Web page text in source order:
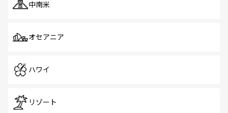
中南米
オセアニア
ハワイ
リゾート